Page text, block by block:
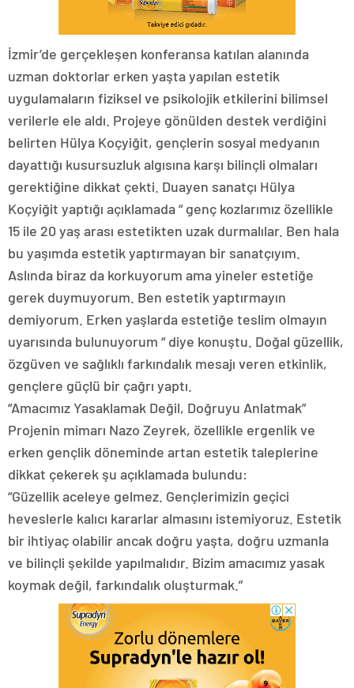
İzmir’de gerçekleşen konferansa katılan alanında
uzman doktorlar erken yaşta yapılan estetik
uygulamaların fiziksel ve psikolojik etkilerini bilimsel
verilerle ele aldı. Projeye gönülden destek verdiğini
belirten Hülya Koçyiğit, gençlerin sosyal medyanın
dayattığı kusursuzluk algısına karşı bilinçli olmaları
gerektiğine dikkat çekti. Duayen sanatçı Hülya
Koçyiğit yaptığı açıklamada “ genç kozlarımız özellikle
15 ile 20 yaş arası estetikten uzak durmalılar. Ben hala
bu yaşımda estetik yaptırmayan bir sanatçıyım.
Aslında biraz da korkuyorum ama yineler estetiğe
gerek duymuyorum. Ben estetik yaptırmayın
demiyorum. Erken yaşlarda estetiğe teslim olmayın
uyarısında bulunuyorum “ diye konuştu. Doğal güzellik,
özgüven ve sağlıklı farkındalık mesajı veren etkinlik,
gençlere güçlü bir çağrı yaptı.
“Amacımız Yasaklamak Değil, Doğruyu Anlatmak”
Projenin mimarı Nazo Zeyrek, özellikle ergenlik ve
erken gençlik döneminde artan estetik taleplerine
dikkat çekerek şu açıklamada bulundu:
“Güzellik aceleye gelmez. Gençlerimizin geçici
heveslerle kalıcı kararlar almasını istemiyoruz. Estetik
bir ihtiyaç olabilir ancak doğru yaşta, doğru uzmanla
ve bilinçli şekilde yapılmalıdır. Bizim amacımız yasak
koymak değil, farkındalık oluşturmak.”